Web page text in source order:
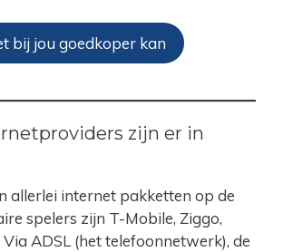
bij jou goedkoper kan
zijn er in
allerlei internet pakketten op de
spelers zijn T-Mobile, Ziggo,
Via ADSL (het telefoonnetwerk), de